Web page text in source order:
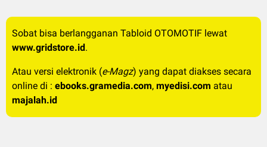
Sobat bisa berlangganan Tabloid OTOMOTIF lewat
www.gridstore.id.
Atau versi elektronik (e-Magz) yang dapat diakses secara
online di : ebooks.gramedia.com, myedisi.com atau
majalah.id